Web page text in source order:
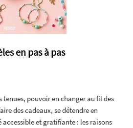
en pas à pas
tenues, pouvoir en changer au fil des
des cadeaux, se détendre en
et gratifiante : les raisons